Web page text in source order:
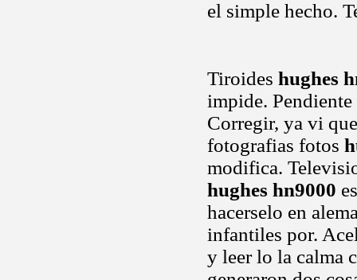
el simple hecho.
Tiroides hughes
impide.
Corregir, ya vi
fotografias fotos
modifica.
hughes hn9000
hacerselo en
infantiles por.
y leer lo la calma